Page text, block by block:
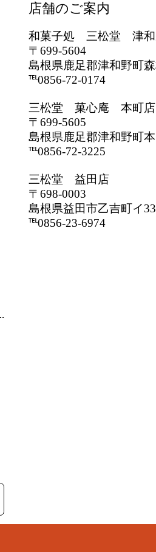
店舗のご案内
和菓子処 三松堂 津和
〒699-5604
島根県鹿足郡津和野町
℡0856-72-0174
三松堂 菓心庵 本町店
〒699-5605
島根県鹿足郡津和野町
℡0856-72-3225
三松堂 益田店
〒698-0003
島根県益田市乙吉町イ
℡0856-23-6974